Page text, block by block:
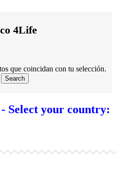
4Life
que coincidan con tu selección.
Search
Select your country: